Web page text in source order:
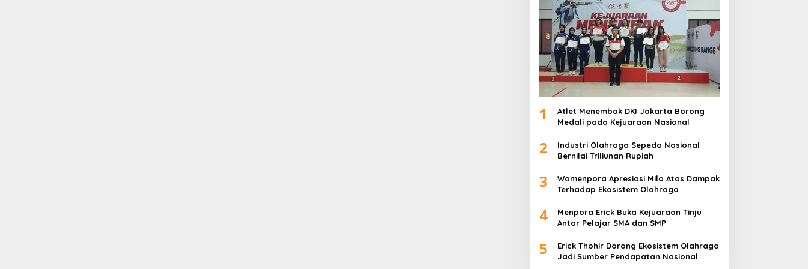
1
Atlet Menembak DKI Jakarta Borong
Medali pada Kejuaraan Nasional
2
Industri Olahraga Sepeda Nasional
Bernilai Triliunan Rupiah
3
Wamenpora Apresiasi Milo Atas Dampak
Terhadap Ekosistem Olahraga
4
Menpora Erick Buka Kejuaraan Tinju
Antar Pelajar SMA dan SMP
5
Erick Thohir Dorong Ekosistem Olahraga
Jadi Sumber Pendapatan Nasional